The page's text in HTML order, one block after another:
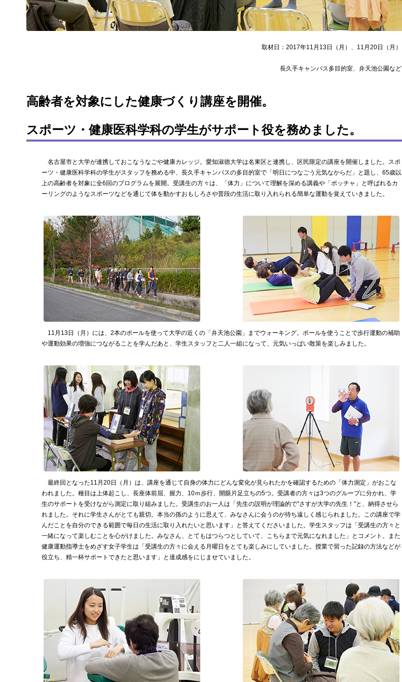
取材日：2017年11月13日（月）、11月20日（月）
長久手キャンパス多目的室、弁天池公園など
高齢者を対象にした健康づくり講座を開催。
スポーツ・健康医科学科の学生がサポート役を務めました。
名古屋市と大学が連携しておこなうなごや健康カレッジ。愛知淑徳大学は名東区と連携し、区民限定の講座を開催しました。スポ
ーツ・健康医科学科の学生がスタッフを務める中、長久手キャンパスの多目的室で「明日につなごう元気なからだ」と題し、65歳以
上の高齢者を対象に全6回のプログラムを展開。受講生の方々は、「体力」について理解を深める講義や「ボッチャ」と呼ばれるカ
ーリングのようなスポーツなどを通じて体を動かすおもしろさや普段の生活に取り入れられる簡単な運動を覚えていきました。
11月13日（月）には、2本のポールを使って大学の近くの「弁天池公園」までウォーキング。ポールを使うことで歩行運動の補助
や運動効果の増強につながることを学んだあと、学生スタッフと二人一組になって、元気いっぱい散策を楽しみました。
最終回となった11月20日（月）は、講座を通じて自身の体力にどんな変化が見られたかを確認するための「体力測定」がおこな
われました。種目は上体起こし、長座体前屈、握力、10ｍ歩行、開眼片足立ちの5つ。受講者の方々は3つのグループに分かれ、学
生のサポートを受けながら測定に取り組みました。受講生のお一人は「先生の説明が理論的で"さすが大学の先生！"と、納得させら
れました。それに学生さんがとても親切。本当の孫のように思えて、みなさんに会うのが待ち遠しく感じられました。この講座で学
んだことを自分のできる範囲で毎日の生活に取り入れたいと思います」と答えてくださいました。学生スタッフは「受講生の方々と
一緒になって楽しむことを心がけました。みなさん、とてもはつらつとしていて、こちらまで元気になれました」とコメント。また
健康運動指導士をめざす女子学生は「受講生の方々に会える月曜日をとても楽しみにしていました。授業で習った記録の方法などが
役立ち、精一杯サポートできたと思います」と達成感をにじませていました。